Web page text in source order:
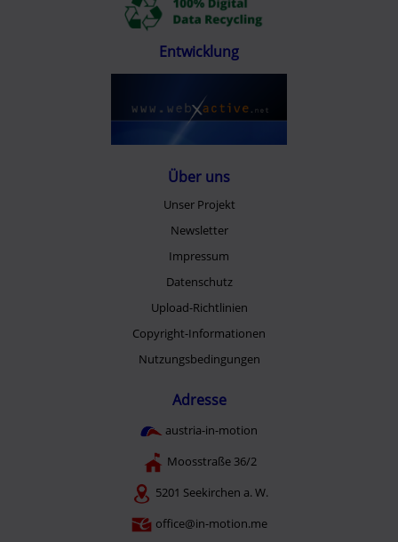
Entwicklung
Über uns
Unser Projekt
Newsletter
Impressum
Datenschutz
Upload-Richtlinien
Copyright-Informationen
Nutzungsbedingungen
Adresse
austria-in-motion
Moosstraße 36/2
5201 Seekirchen a. W.
office@in-motion.me